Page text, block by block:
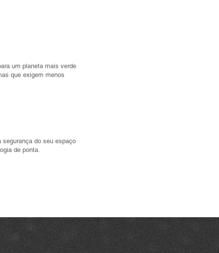
um planeta mais verde
que exigem menos
segurança do seu espaço
de ponta.